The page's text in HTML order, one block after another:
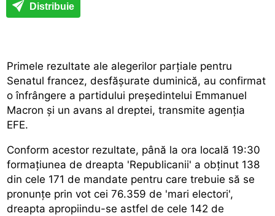
Distribuie
Primele rezultate ale alegerilor parțiale pentru
Senatul francez, desfășurate duminică, au confirmat
o înfrângere a partidului președintelui Emmanuel
Macron și un avans al dreptei, transmite agenția
EFE.
Conform acestor rezultate, până la ora locală 19:30
formațiunea de dreapta 'Republicanii' a obținut 138
din cele 171 de mandate pentru care trebuie să se
pronunțe prin vot cei 76.359 de 'mari electori',
dreapta apropiindu-se astfel de cele 142 de